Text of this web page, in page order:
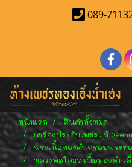
089-
หน้าแรก
สินค้าทั้งหมด
เครื่องประดับเพชรแท้
พระเนื้อทองคำ กรอบพระท
หลวงพ่อโสธร เนื้อทองคำ เ